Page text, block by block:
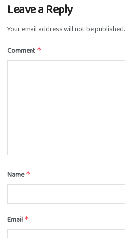
Leave a Reply
Your email address will not be published.
Comment *
Name*
Email *